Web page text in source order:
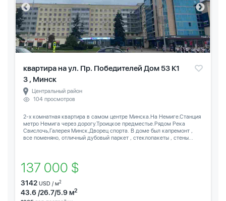
квартира на ул. Пр. Победителей Дом 53 К1
3 , Минск
Центральный район
104 просмотров
2-х комнатная квартира в самом центре Минска.На Немиге.Станция
метро Немига через дорогу.Троицкое предместье.Рядом Река
Свислочь,Галерея Минск,Дворец спорта. В доме был капремонт ,
все поменяно, отличный дубовый паркет , стеклопакеты , стены...
137 000 $
3142 USD / м2
43.6 /26.7/5.9 м2